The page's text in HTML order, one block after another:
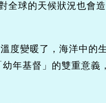
球的天候狀況也會造
度變暖了，海洋中的
年基督」的雙重意義